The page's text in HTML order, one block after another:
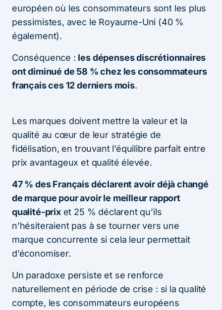
européen où les consommateurs sont les plus
pessimistes, avec le Royaume-Uni (40 %
également).
Conséquence : les dépenses discrétionnaires
ont diminué de 58 % chez les consommateurs
français ces 12 derniers mois.
Les marques doivent mettre la valeur et la
qualité au cœur de leur stratégie de
fidélisation, en trouvant l’équilibre parfait entre
prix avantageux et qualité élevée.
47 % des Français déclarent avoir déjà changé
de marque pour avoir le meilleur rapport
qualité-prixet 25 % déclarent qu’ils
n’hésiteraient pas à se tourner vers une
marque concurrente si cela leur permettait
d’économiser.
Un paradoxe persiste et se renforce
naturellement en période de crise : si la qualité
compte, les consommateurs européens